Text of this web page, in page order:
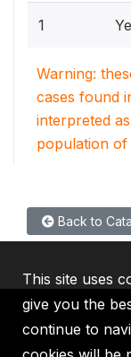
1
Warning:
cases found
interpreted
population of
Back to
This site uses
give you the
continue to